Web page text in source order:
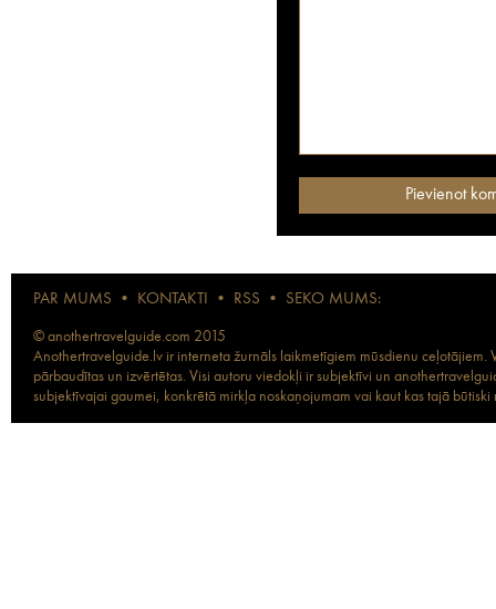
PAR MUMS • KONTAKTI • RSS • SEKO MUMS:
© anothertravelguide.com 2015
Anothertravelguide.lv ir interneta žurnāls laikmetīgiem mūsdienu
pārbaudītas un izvērtētas. Visi autoru viedokļi ir subjektīvi un
subjektīvajai gaumei, konkrētā mirkļa noskaņojumam vai kaut kas tajā